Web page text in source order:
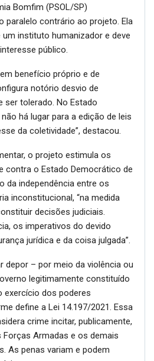
Bomfim (PSOL/SP)
paralelo contrário ao projeto. Ela
instituto humanizador e deve
público.
benefício próprio e de
notório desvio de
ser tolerado. No Estado
há lugar para a edição de leis
da coletividade”, destacou.
o projeto estimula os
contra o Estado Democrático de
da independência entre os
inconstitucional, “na medida
decisões judiciais.
os imperativos do devido
jurídica e da coisa julgada”.
depor – por meio da violência ou
legitimamente constituído
exercício dos poderes
define a Lei 14.197/2021. Essa
crime incitar, publicamente,
Forças Armadas e os demais
As penas variam e podem